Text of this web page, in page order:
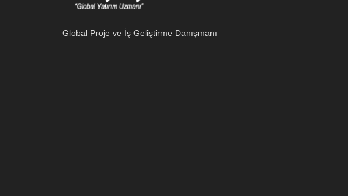
Global Proje ve İş Geliştirme Danışmanı